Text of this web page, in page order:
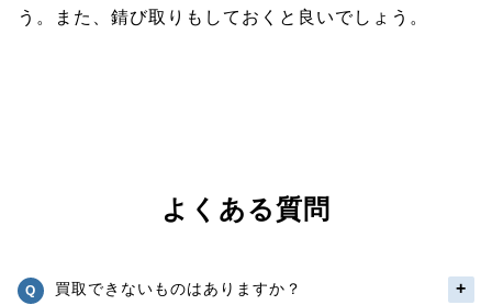
う。また、錆び取りもしておくと良いでしょう。
よくある質問
買取できないものはありますか？